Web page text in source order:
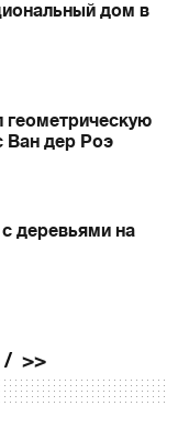
дом в
геометрическую
Ван дер Роэ
деревьями на
>>